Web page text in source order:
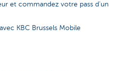
et commandez votre pass d'un
KBC Brussels Mobile